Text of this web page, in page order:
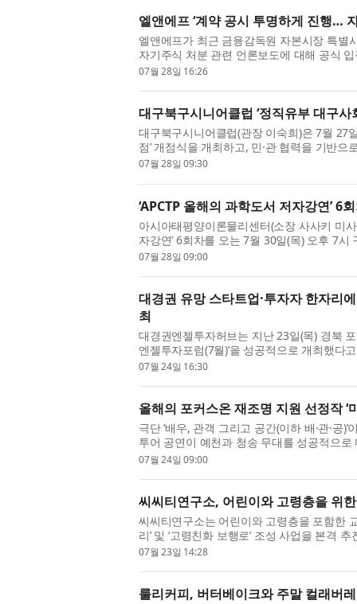
엘앤에프 ‘계약 공시 투명하게 진행…
엘앤에프가 최근 금융감독원 자본시장 특별
자기주식 처분 관련 언론보도에 대해 공식
북미 OEM 고객사와의 하이니켈 양극재 ...
07월 28일 16:26
대구북구시니어클럽 ‘정직유부 대구사
대구북구시니어클럽(관장 이숙희)은 7월 27
점’ 개점식을 개최하고, 민·관 협력을 기반
발을 알렸다. 정직유부 대구사회공헌...
07월 28일 09:30
‘APCTP 올해의 과학도서 저자강연’ 6
아시아태평양이론물리센터(소장 사사키 미
자강연’ 6회차를 오는 7월 30일(목) 오후 7
출근한다’의 저자 정민섭 박사(한국...
07월 28일 09:00
대경권 유망 스타트업·투자자 한자리
최
대경권엔젤투자허브는 지난 23일(목) 경북
엔젤투자포럼(7월)’을 성공적으로 개최했다
투자유치 기회를 확대하고 지역 투자...
07월 24일 16:30
올해의 포커스온 재조명 지원 선정작
극단 ‘배우, 관객 그리고 공간(이하 배·관·공
투어 공연이 예천과 청송 무대를 성공적으
무장애 연극 ‘마이 디어, 헬렌’...
07월 24일 09:00
씨씨티연구소, 어린이와 고령층을 위
씨씨티연구소는 어린이와 고령층을 포함한
리’ 및 ‘고령친화 보행로’ 조성 사업을 본격
등 모든 세대가 체감할 수 있는 안...
07월 23일 14:28
룰리커피, 버터베이크와 주말 컬래버